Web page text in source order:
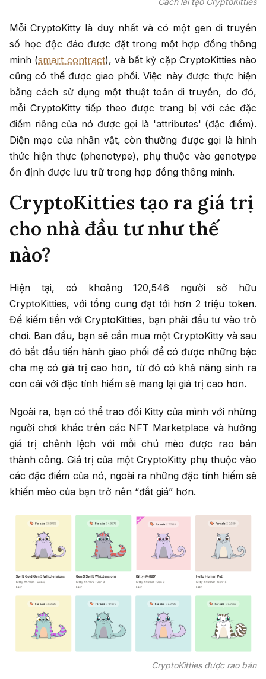
Mỗi CryptoKitty là duy nhất và có một gen di truyền
số học độc đáo được đặt trong một hợp đồng thông
minh (smart contract), và bất kỳ cặp CryptoKitties nào
cũng có thể được giao phối. Việc này được thực hiện
bằng cách sử dụng một thuật toán di truyền, do đó,
mỗi CryptoKitty tiếp theo được trang bị với các đặc
điểm riêng của nó được gọi là 'attributes' (đặc điểm).
Diện mạo của nhân vật, còn thường được gọi là hình
thức hiện thực (phenotype), phụ thuộc vào genotype
ổn định được lưu trữ trong hợp đồng thông minh.
CryptoKitties tạo ra giá trị
cho nhà đầu tư như thế
nào?
Hiện tại, có khoảng 120,546 người sở hữu
CryptoKitties, với tổng cung đạt tới hơn 2 triệu token.
Để kiếm tiền với CryptoKitties, bạn phải đầu tư vào trò
chơi. Ban đầu, bạn sẽ cần mua một CryptoKitty và sau
đó bắt đầu tiến hành giao phối để có được những bậc
cha mẹ có giá trị cao hơn, từ đó có khả năng sinh ra
con cái với đặc tính hiếm sẽ mang lại giá trị cao hơn.
Ngoài ra, bạn có thể trao đổi Kitty của mình với những
người chơi khác trên các NFT Marketplace và hưởng
giá trị chênh lệch với mỗi chú mèo được rao bán
thành công. Giá trị của một CryptoKitty phụ thuộc vào
các đặc điểm của nó, ngoài ra những đặc tính hiếm sẽ
khiến mèo của bạn trở nên “đắt giá” hơn.
CryptoKitties được rao bán